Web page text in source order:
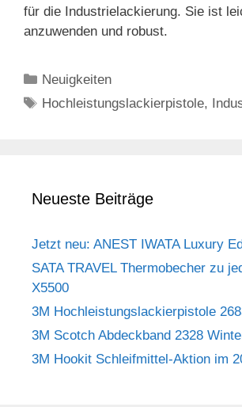
für die Industrielackierung. Sie ist
anzuwenden und robust.
Kategorien
Neuigkeiten
Schlagwörter
Hochleistungslackierpistole,
Neueste Beiträge
Jetzt neu: ANEST IWATA Luxury
SATA TRAVEL Thermobecher zu
X5500
3M Hochleistungslackierpistole
3M Scotch Abdeckband 2328
3M Hookit Schleifmittel-Aktion im